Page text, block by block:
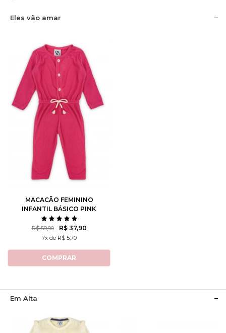
Eles vão amar
M 1
MACACÃO FEMININO
INFANTIL BÁSICO PINK
R$ 59,90 R$ 37,90
7x de R$ 5,70
COMPRAR
Em Alta